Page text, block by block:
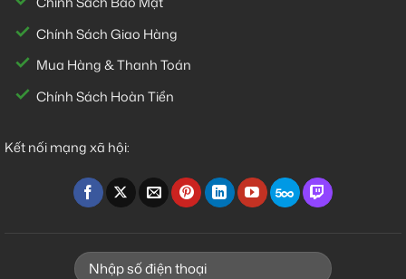
Chính Sách Giao Hàng
Mua Hàng & Thanh Toán
Chính Sách Hoàn Tiền
Kết nối mạng xã hội: